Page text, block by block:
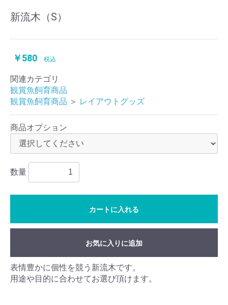
新流木（S）
￥580 税込
関連カテゴリ
観賞魚飼育商品
観賞魚飼育商品 ＞ レイアウトグッズ
商品オプション
数量
カートに入れる
お気に入りに追加
表情豊かに個性を競う新流木です。
用途や目的に合わせてお選び頂けます。